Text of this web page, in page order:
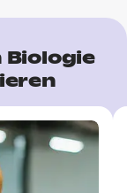
Biologie